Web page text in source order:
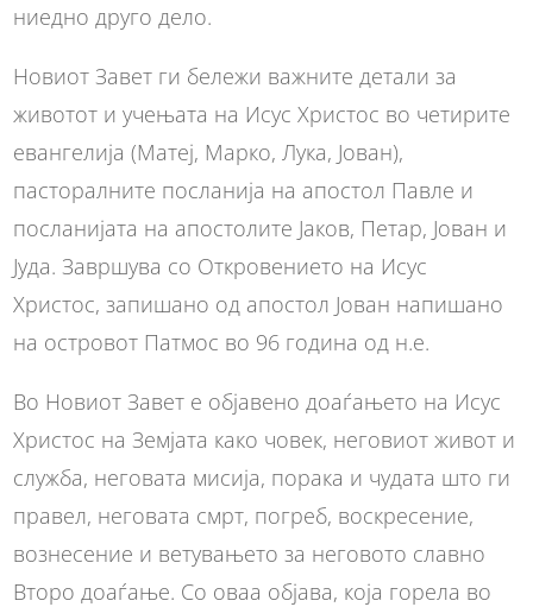
ниедно друго дело.
Новиот Завет ги бележи важните детали за
животот и учењата на Исус Христос во четирите
евангелија (Матеј, Марко, Лука, Јован),
пасторалните посланија на апостол Павле и
посланијата на апостолите Јаков, Петар, Јован и
Јуда. Завршува со Откровението на Исус
Христос, запишано од апостол Јован напишано
на островот Патмос во 96 година од н.е.
Во Новиот Завет е објавено доaѓањето на Исус
Христос на Земјата како човек, неговиот живот и
служба, неговата мисија, порака и чудата што ги
правел, неговата смрт, погреб, воскресение,
вознесение и ветувањето за неговото славно
Второ доаѓање. Со оваа објава, која горела во